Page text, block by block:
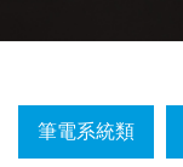
筆電系統類